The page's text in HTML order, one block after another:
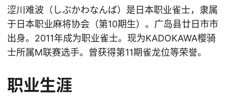
涩川难波（しぶかわなんば）是日本职业雀士，隶属
于日本职业麻将协会（第10期生）。广岛县廿日市市
出身。2011年成为职业雀士。现为KADOKAWA樱骑
士所属M联赛选手。曾获得第11期雀龙位等荣誉。
职业生涯